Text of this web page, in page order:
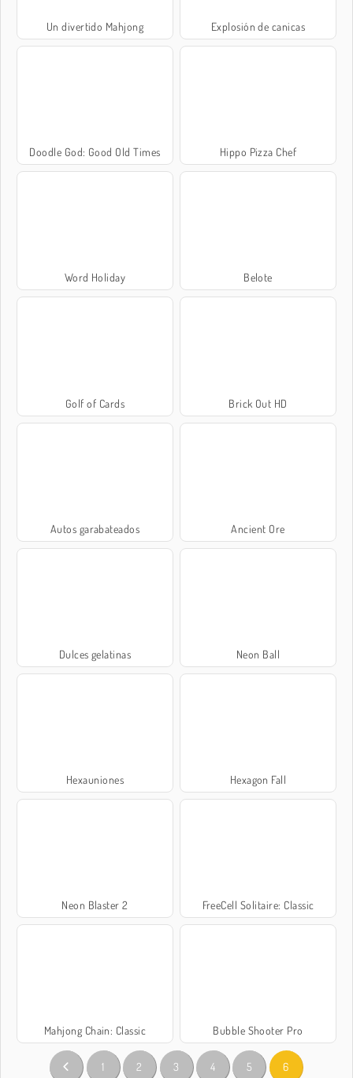
Un divertido Mahjong Explosión de canicas
Doodle God: Good Old Times Hippo Pizza Chef
Word Holiday Belote
Golf of Cards Brick Out HD
Autos garabateados Ancient Ore
Dulces gelatinas Neon Ball
Hexauniones Hexagon Fall
Neon Blaster 2 FreeCell Solitaire: Classic
Mahjong Chain: Classic Bubble Shooter Pro
1 2 3 4 5 6